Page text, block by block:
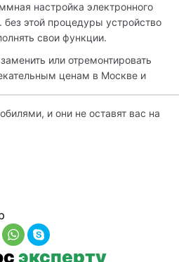
настройка электронного
без этой процедуры устройство
свои функции.
или отремонтировать
ценам в Москве и
и они не оставят вас на
эксперту